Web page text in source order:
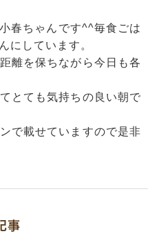
春ちゃんです^^毎食ごは
にしています。
離を保ちながら今日も各
とても気持ちの良い朝で
で載せていますので是非
事